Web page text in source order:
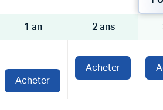
1 an 2 ans
Acheter
Acheter